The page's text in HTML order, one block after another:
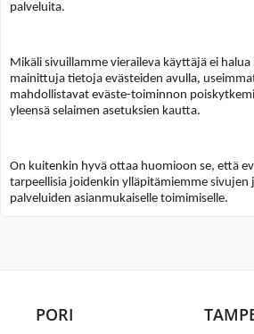
palveluita.
Mikäli sivuillamme vieraileva käyttäjä ei halua
mainittuja tietoja evästeiden avulla,
mahdollistavat eväste-toiminnon
yleensä selaimen asetuksien kautta.
On kuitenkin hyvä ottaa huomioon se, että
tarpeellisia joidenkin ylläpitämiemme sivujen
palveluiden asianmukaiselle toimimiselle.
PORI